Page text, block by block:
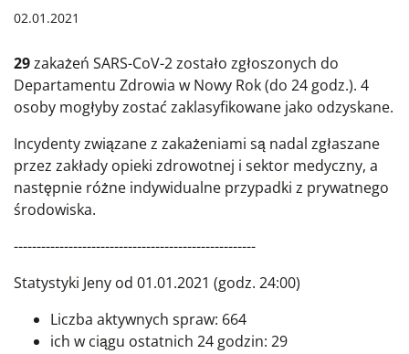
02.01.2021
29zakażeń SARS-CoV-2 zostało zgłoszonych do
Departamentu Zdrowia w Nowy Rok (do 24 godz.). 4
osoby mogłyby zostać zaklasyfikowane jako odzyskane.
Incydenty związane z zakażeniami są nadal zgłaszane
przez zakłady opieki zdrowotnej i sektor medyczny, a
następnie różne indywidualne przypadki z prywatnego
środowiska.
-----------------------------------------------------
Statystyki Jeny od 01.01.2021 (godz. 24:00)
Liczba aktywnych spraw: 664
ich w ciągu ostatnich 24 godzin: 29